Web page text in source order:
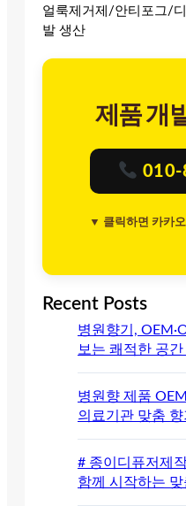
얼룩제거제/안티포그/
발 생산
제품 개
010-
▼ 클릭하면 카카
Recent Posts
병원향기,
보는 쾌적한 공
병원향 제품
의료기관 맞춤
# 종이디퓨저제
함께 시작하는 맞